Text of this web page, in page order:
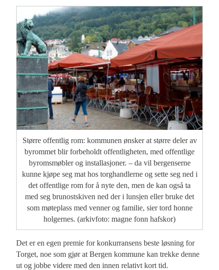
Større offentlig rom: kommunen ønsker at større deler av
byrommet blir forbeholdt offentligheten, med offentlige
byromsmøbler og installasjoner. – da vil bergenserne
kunne kjøpe seg mat hos torghandlerne og sette seg ned i
det offentlige rom for å nyte den, men de kan også ta
med seg brunostskiven ned der i lunsjen eller bruke det
som møteplass med venner og familie, sier tord honne
holgernes. (arkivfoto: magne fonn hafskor)
Det er en egen premie for konkurransens beste løsning for
Torget, noe som gjør at Bergen kommune kan trekke denne
ut og jobbe videre med den innen relativt kort tid.